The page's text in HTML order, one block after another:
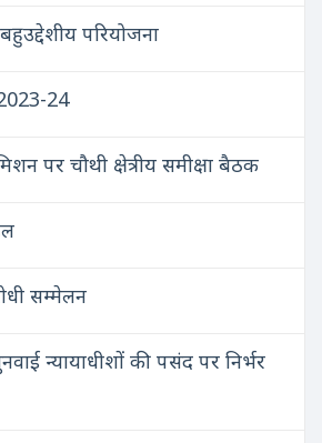
परियोजना
24
पर चौथी क्षेत्रीय समीक्षा बैठक
सम्मेलन
न्यायाधीशों की पसंद पर निर्भर